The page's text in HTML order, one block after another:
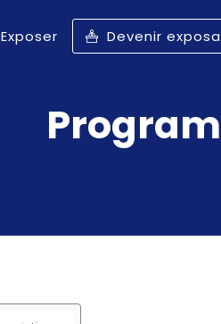
Exposer Devenir